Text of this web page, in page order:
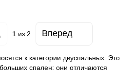
1 из 2 Вперед
к категории двуспальных. Это
спален: они отличаются